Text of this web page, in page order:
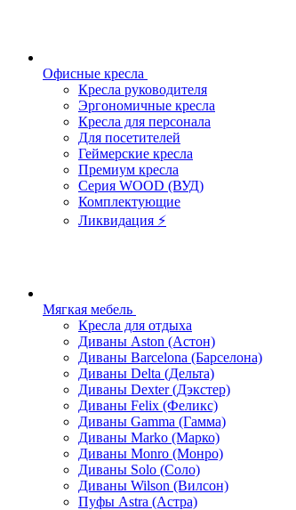
Офисные кресла
Кресла руководителя
Эргономичные кресла
Кресла для персонала
Для посетителей
Геймерские кресла
Премиум кресла
Серия WOOD (ВУД)
Комплектующие
Ликвидация ⚡
Мягкая мебель
Кресла для отдыха
Диваны Aston (Астон)
Диваны Barcelona (Барселона)
Диваны Delta (Дельта)
Диваны Dexter (Дэкстер)
Диваны Felix (Феликс)
Диваны Gamma (Гамма)
Диваны Marko (Марко)
Диваны Monro (Монро)
Диваны Solo (Соло)
Диваны Wilson (Вилсон)
Пуфы Astra (Астра)